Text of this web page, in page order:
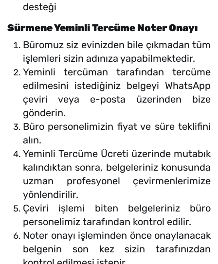
desteği
Sürmene Yeminli Tercüme Noter Onayı
Büromuz siz evinizden bile çıkmadan tüm
işlemleri sizin adınıza yapabilmektedir.
Yeminli tercüman tarafından tercüme
edilmesini istediğiniz belgeyi WhatsApp
çeviri veya e-posta üzerinden bize
gönderin.
Büro personelimizin fiyat ve süre teklifini
alın.
Yeminli Tercüme Ücreti üzerinde mutabık
kalındıktan sonra, belgeleriniz konusunda
uzman profesyonel çevirmenlerimize
yönlendirilir.
Çeviri işlemi biten belgeleriniz büro
personelimiz tarafından kontrol edilir.
Noter onayı işleminden önce onaylanacak
belgenin son kez sizin tarafınızdan